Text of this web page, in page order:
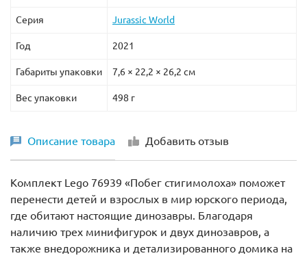
Серия Jurassic World
Год 2021
Габариты упаковки 7,6 × 22,2 × 26,2 см
Вес упаковки 498 г
Описание товара Добавить отзыв
Комплект Lego 76939 «Побег стигимолоха» поможет
перенести детей и взрослых в мир юрского периода,
где обитают настоящие динозавры. Благодаря
наличию трех минифигурок и двух динозавров, а
также внедорожника и детализированного домика на